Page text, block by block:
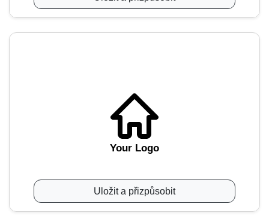
Your Logo
Uložit a přizpůsobit